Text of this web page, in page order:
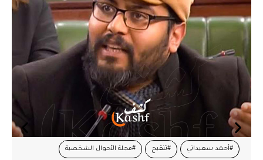
#أحمد سعيداني #تنقيح #مجلة الأحوال الشخصية